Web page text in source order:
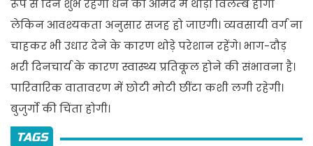
रूप से दिन शुभ रहेगा धन की आमद में थोड़ा विलम्ब होगा
लेकिन आवश्यकता अनुसार सजह हो जाएगी। व्यवसायी वर्ग ना
चाहकर भी उधार देने के कारण थोड़े परेशान रहेंगे। भाग-दौड़
भरी दिनचार्य के कारण स्वास्थ्य प्रतिकूल होने की संभावना है।
पारिवारिक वातावरण में छोटी मोटी छींटा कशी लगी रहेगी।
बुजुर्गो की चिंता होगी।
TAGS